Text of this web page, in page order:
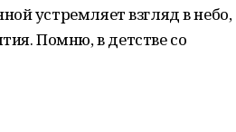
устремляет взгляд в небо,
Помню, в детстве со